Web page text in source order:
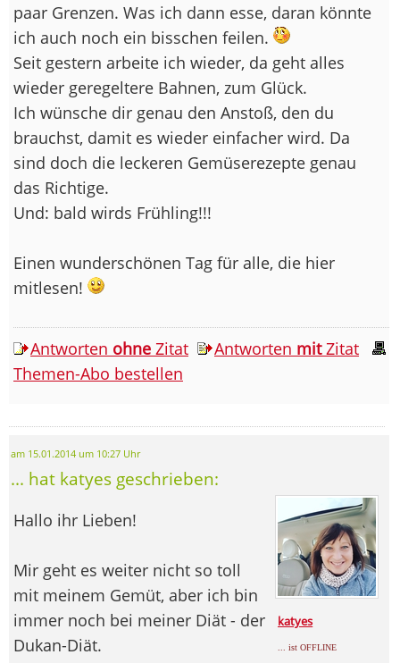
paar Grenzen. Was ich dann esse, daran könnte
ich auch noch ein bisschen feilen.
Seit gestern arbeite ich wieder, da geht alles
wieder geregeltere Bahnen, zum Glück.
Ich wünsche dir genau den Anstoß, den du
brauchst, damit es wieder einfacher wird. Da
sind doch die leckeren Gemüserezepte genau
das Richtige.
Und: bald wirds Frühling!!!
Einen wunderschönen Tag für alle, die hier
mitlesen!
Antworten ohne Zitat Antworten mitZitat
Themen-Abo bestellen
am 15.01.2014 um 10:27 Uhr
... hat katyes geschrieben:
katyes
... ist OFFLINE
Hallo ihr Lieben!
Mir geht es weiter nicht so toll
mit meinem Gemüt, aber ich bin
immer noch bei meiner Diät - der
Dukan-Diät.